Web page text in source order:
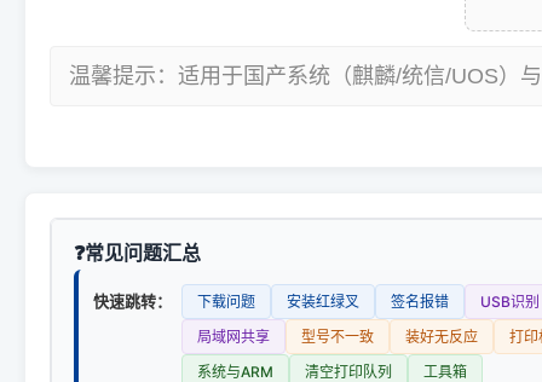
温馨提示：适用于国产系统（麒麟/统信/UOS）
常见问题汇总
快速跳转： 下载问题 安装红绿叉 签名报错
USB识别
局域网共享
型号不一致 装好无反应
打印
系统与ARM
清空打印队列 工具箱